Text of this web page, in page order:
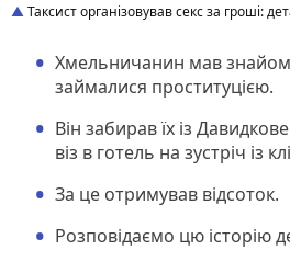
Таксист організовував секс за гроші:
Хмельничанин мав
займалися проституцією.
Він забирав їх із
віз в готель на зустріч із
За це отримував відсоток.
Розповідаємо цю історію